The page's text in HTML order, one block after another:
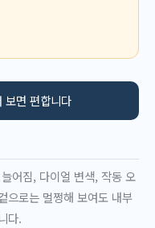
보면 편합니다
어짐, 다이얼 변색, 작동 오
으로는 멀쩡해 보여도 내부
다.